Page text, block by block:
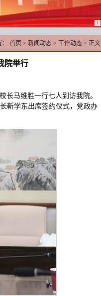
1
首页 > 新闻动态 > 工作动态 > 正文
院举行
长马维胜一行七人到访我院。
靳学东出席签约仪式，党政办